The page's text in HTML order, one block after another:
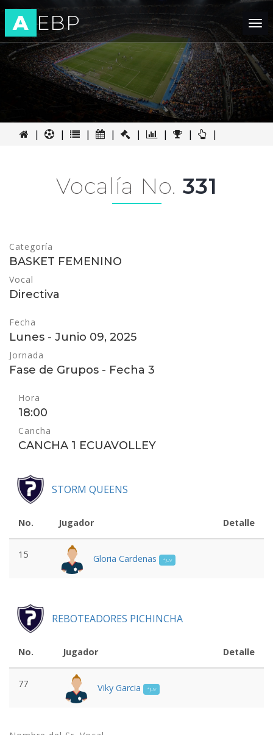
A EBP
| | | | | | | |
Vocalía No. 331
Categoría
BASKET FEMENINO
Vocal
Directiva
Fecha
Lunes - Junio 09, 2025
Jornada
Fase de Grupos - Fecha 3
Hora
18:00
Cancha
CANCHA 1 ECUAVOLLEY
STORM QUEENS
No. Jugador Detalle
15 Gloria Cardenas *JUV
REBOTEADORES PICHINCHA
No. Jugador Detalle
77 Viky Garcia *JUV